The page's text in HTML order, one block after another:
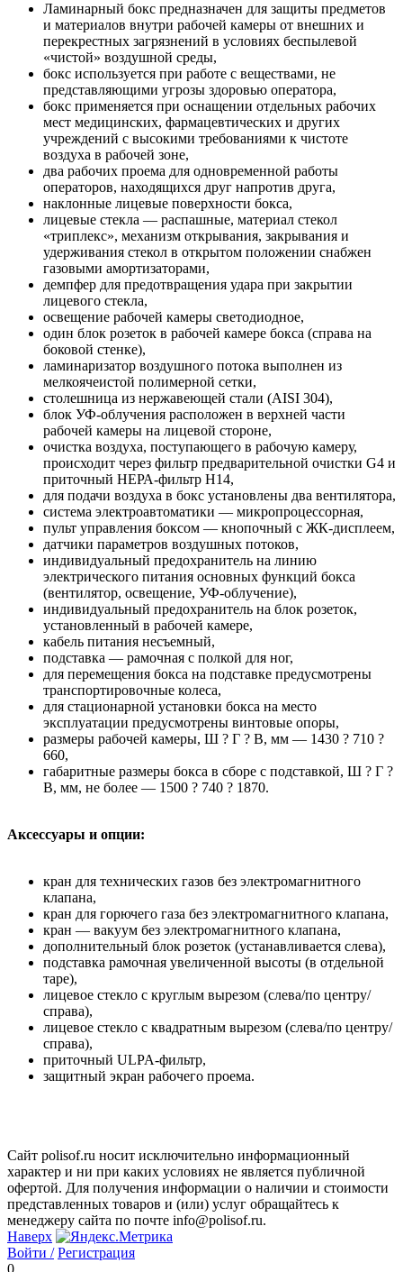
Ламинарный бокс предназначен для защиты предметов
и материалов внутри рабочей камеры от внешних и
перекрестных загрязнений в условиях беспылевой
«чистой» воздушной среды,
бокс используется при работе с веществами, не
представляющими угрозы здоровью оператора,
бокс применяется при оснащении отдельных рабочих
мест медицинских, фармацевтических и других
учреждений с высокими требованиями к чистоте
воздуха в рабочей зоне,
два рабочих проема для одновременной работы
операторов, находящихся друг напротив друга,
наклонные лицевые поверхности бокса,
лицевые стекла — распашные, материал стекол
«триплекс», механизм открывания, закрывания и
удерживания стекол в открытом положении снабжен
газовыми амортизаторами,
демпфер для предотвращения удара при закрытии
лицевого стекла,
освещение рабочей камеры светодиодное,
один блок розеток в рабочей камере бокса (справа на
боковой стенке),
ламинаризатор воздушного потока выполнен из
мелкоячеистой полимерной сетки,
столешница из нержавеющей стали (AISI 304),
блок УФ-облучения расположен в верхней части
рабочей камеры на лицевой стороне,
очистка воздуха, поступающего в рабочую камеру,
происходит через фильтр предварительной очистки G4 и
приточный НЕРА-фильтр Н14,
для подачи воздуха в бокс установлены два вентилятора,
система электроавтоматики — микропроцессорная,
пульт управления боксом — кнопочный с ЖК-дисплеем,
датчики параметров воздушных потоков,
индивидуальный предохранитель на линию
электрического питания основных функций бокса
(вентилятор, освещение, УФ-облучение),
индивидуальный предохранитель на блок розеток,
установленный в рабочей камере,
кабель питания несъемный,
подставка — рамочная с полкой для ног,
для перемещения бокса на подставке предусмотрены
транспортировочные колеса,
для стационарной установки бокса на место
эксплуатации предусмотрены винтовые опоры,
размеры рабочей камеры, Ш ? Г ? В, мм — 1430 ? 710 ?
660,
габаритные размеры бокса в сборе c подставкой, Ш ? Г ?
В, мм, не более — 1500 ? 740 ? 1870.
Аксессуары и опции:
кран для технических газов без электромагнитного
клапана,
кран для горючего газа без электромагнитного клапана,
кран — вакуум без электромагнитного клапана,
дополнительный блок розеток (устанавливается слева),
подставка рамочная увеличенной высоты (в отдельной
таре),
лицевое стекло с круглым вырезом (слева/по центру/
справа),
лицевое стекло с квадратным вырезом (слева/по центру/
справа),
приточный ULPA-фильтр,
защитный экран рабочего проема.
Сайт polisof.ru носит исключительно информационный
характер и ни при каких условиях не является публичной
офертой. Для получения информации о наличии и стоимости
представленных товаров и (или) услуг обращайтесь к
менеджеру сайта по почте info@polisof.ru.
Наверх
Войти / Регистрация
0